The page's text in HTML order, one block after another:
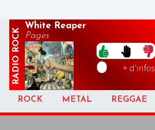
RADIO
ROCK
White Reaper
Pages
+ d'infos
ROCK METAL REGGAE